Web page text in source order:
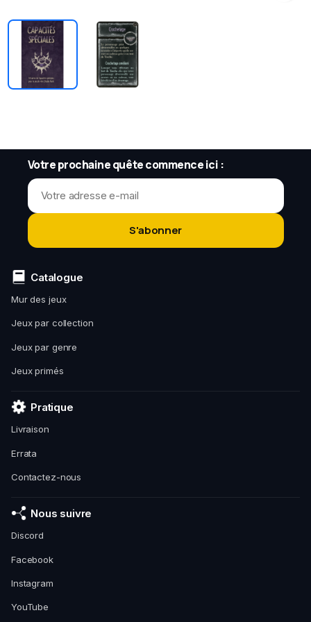
Votre prochaine quête commence ici :
S'abonner
Catalogue
Mur des jeux
Jeux par collection
Jeux par genre
Jeux primés
Pratique
Livraison
Errata
Contactez-nous
Nous suivre
Discord
Facebook
Instagram
YouTube